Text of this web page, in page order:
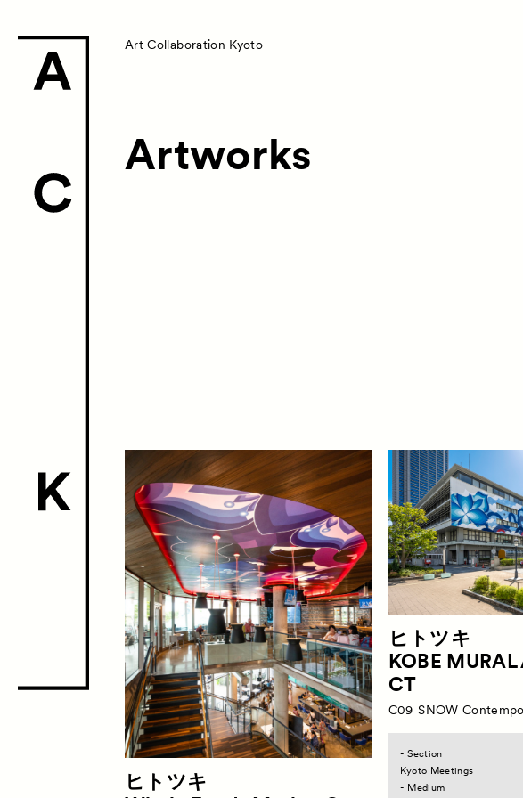
Art Collaboration Kyoto
Satellite Programs サテラ
Artworks
ヒトツキ
ヒトツキ
KOBE MURAL
CT
C09 SNOW
- Section
Kyoto Meetings
- Medium